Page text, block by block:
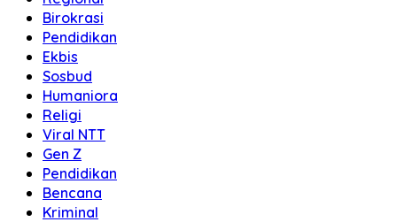
Birokrasi
Pendidikan
Ekbis
Sosbud
Humaniora
Religi
Viral NTT
Gen Z
Pendidikan
Bencana
Kriminal